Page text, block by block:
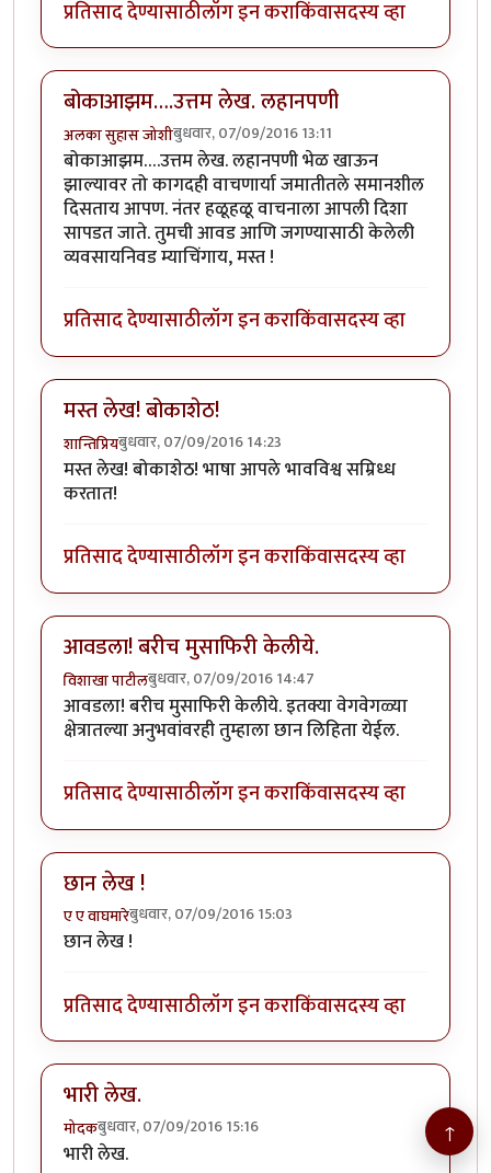
प्रतिसाद देण्यासाठीलॉग इन कराकिंवासदस्य व्हा
बोकाआझम….उत्तम लेख. लहानपणी
अलका सुहास जोशीबुधवार, 07/09/2016 13:11
बोकाआझम….उत्तम लेख. लहानपणी भेळ खाऊन
झाल्यावर तो कागदही वाचणार्या जमातीतले समानशील
दिसताय आपण. नंतर हळूहळू वाचनाला आपली दिशा
सापडत जाते. तुमची आवड आणि जगण्यासाठी केलेली
व्यवसायनिवड म्याचिंगाय, मस्त !
प्रतिसाद देण्यासाठीलॉग इन कराकिंवासदस्य व्हा
मस्त लेख! बोकाशेठ!
शान्तिप्रियबुधवार, 07/09/2016 14:23
मस्त लेख! बोकाशेठ! भाषा आपले भावविश्व सम्रिध्ध
करतात!
प्रतिसाद देण्यासाठीलॉग इन कराकिंवासदस्य व्हा
आवडला! बरीच मुसाफिरी केलीये.
विशाखा पाटीलबुधवार, 07/09/2016 14:47
आवडला! बरीच मुसाफिरी केलीये. इतक्या वेगवेगळ्या
क्षेत्रातल्या अनुभवांवरही तुम्हाला छान लिहिता येईल.
प्रतिसाद देण्यासाठीलॉग इन कराकिंवासदस्य व्हा
छान लेख !
ए ए वाघमारेबुधवार, 07/09/2016 15:03
छान लेख !
प्रतिसाद देण्यासाठीलॉग इन कराकिंवासदस्य व्हा
भारी लेख.
मोदकबुधवार, 07/09/2016 15:16
भारी लेख.
↑